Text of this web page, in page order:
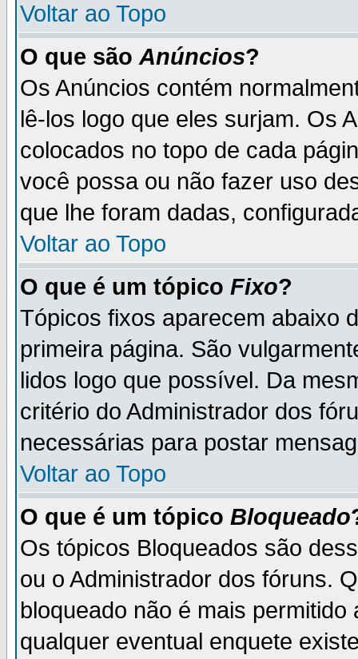
Voltar ao Topo
O que são Anúncios?
Os Anúncios contém
lê-los logo que eles surjam. Os
colocados no topo de cada
você possa ou não fazer uso
que lhe foram dadas,
Voltar ao Topo
O que é um tópico Fixo?
Tópicos fixos aparecem abaixo
primeira página. São
lidos logo que possível. Da
critério do Administrador dos
necessárias para postar
Voltar ao Topo
O que é um tópico Bloqueado
Os tópicos Bloqueados são
ou o Administrador dos fóruns.
bloqueado não é mais
qualquer eventual enquete